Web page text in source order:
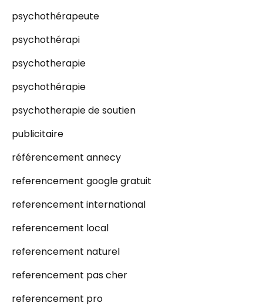
psychothérapeute
psychothérapi
psychotherapie
psychothérapie
psychotherapie de soutien
publicitaire
référencement annecy
referencement google gratuit
referencement international
referencement local
referencement naturel
referencement pas cher
referencement pro